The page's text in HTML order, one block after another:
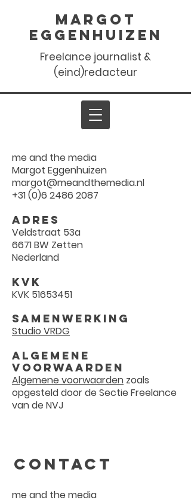
Margot
Eggenhuizen
Freelance journalist &
(eind)redacteur
me and the media
Margot Eggenhuizen
margot@meandthemedia.nl
+31 (0)6 2486 2087
Adres
Veldstraat 53a
6671 BW Zetten
Nederland
KVK
KVK 51653451
Samenwerking
Studio VRDG
Algemene
voorwaarden
Algemene voorwaarden zoals
opgesteld door de Sectie Freelance
van de NVJ
Contact
me and the media